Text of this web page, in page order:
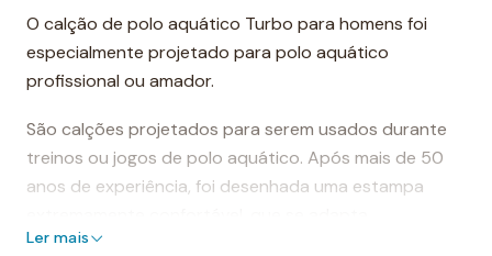
O calção de polo aquático Turbo para homens foi
especialmente projetado para polo aquático
profissional ou amador.
São calções projetados para serem usados durante
treinos ou jogos de polo aquático. Após mais de 50
anos de experiência, foi desenhada uma estampa
perfeitamente ao corpo, proporcionando conforto e
Ler mais